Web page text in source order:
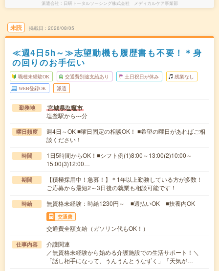
派遣会社 日研トータルソーシング株式会社 メディカルケア事業部
未読 掲載日 2026/08/05
≪週4日5h～≫志望動機も履歴書も不要！＊身
の回りのお手伝い
職種未経験OK 交通費別途支給あり 土日祝日が休み 残業なし
WEB登録OK 派遣
勤務地 宮城県塩竈市
塩釜駅から---分
曜日頻度
週4日～OK ■曜日固定の相談OK！ ■希望の曜日があればご相
談ください！
時間
1日5時間からOK！■シフト例(1)8:00～13:00(2)10:00～
15:00(3)12:00…
期間
【積極採用中！急募！】＊1年以上勤務している方が多数！
ご応募から最短2～3日後の就業も相談可能です！
時給 無資格未経験：時給1230円～ ■週払いOK ■扶養内OK
交通費
交通費全額支給（ガソリン代もOK！）
仕事内容
介護関連
／無資格未経験から始める介護施設での生活サポート！＼
「話し相手になって、うんうんとうなずく」「天気が…